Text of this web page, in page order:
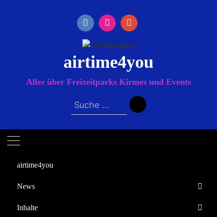
airtime4you
Alles über Freizeitparks Kirmes und Events
Suche
nach:
airtime4you
News
Europa-Park
Inhalte
Startseite